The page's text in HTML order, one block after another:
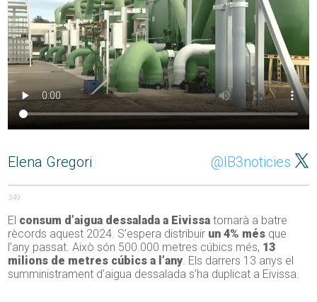
Elena Gregori @IB3noticies
349
El consum d’aigua dessalada a Eivissa tornarà a batre
rècords aquest 2024. S’espera distribuir un 4% més que
l’any passat. Això són 500.000 metres cúbics més, 13
milions de metres cúbics a l’any. Els darrers 13 anys el
sumministrament d’aigua dessalada s’ha duplicat a Eivissa.